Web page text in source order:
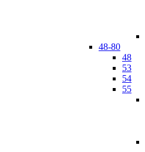
48-80
48
53
54
55